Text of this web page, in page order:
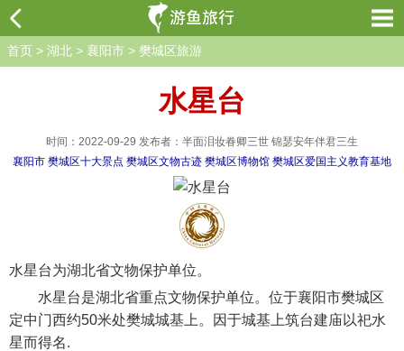
首页 > 湖北 > 襄阳市 > 樊城区旅游
水星台
时间：2022-09-29 发布者：半面泪妆眷卿三世 锦瑟安年伴君三生
襄阳市 樊城区十大景点 樊城区文物古迹 樊城区博物馆 樊城区爱国主义教育基地
水星台为湖北省文物保护单位。
水星台是湖北省重点文物保护单位。位于襄阳市樊城区
定中门西约50米处樊城城基上。因于城基上筑台建庙以祀水
星而得名.